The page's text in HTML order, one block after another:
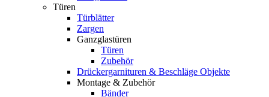
Türen
Türblätter
Zargen
Ganzglastüren
Türen
Zubehör
Drückergarnituren & Beschläge Objekte
Montage & Zubehör
Bänder